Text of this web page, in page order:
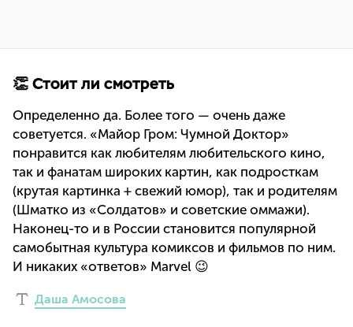
👏 Стоит ли смотреть
Определенно да. Более того — очень даже
советуется. «Майор Гром: Чумной Доктор»
понравится как любителям любительского кино,
так и фанатам широких картин, как подросткам
(крутая картинка + свежий юмор), так и родителям
(Шматко из «Солдатов» и советские оммажи).
Наконец-то и в России становится популярной
самобытная культура комиксов и фильмов по ним.
И никаких «ответов» Marvel 😉
Даша Амосова